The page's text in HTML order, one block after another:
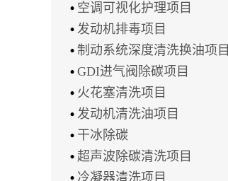
空调可视化护理项目
发动机排毒项目
制动系统深度清洗换油项目
GDI进气阀除碳项目
火花塞清洗项目
发动机清洗油项目
干冰除碳
超声波除碳清洗项目
冷凝器清洗项目